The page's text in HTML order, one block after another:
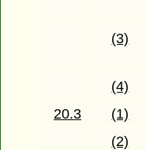
(3)
(4)
20.3
(1)
(2)